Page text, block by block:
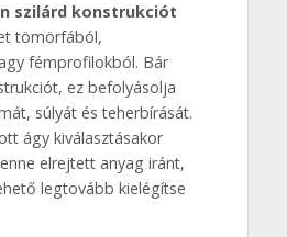
szilárd konstrukciót
tömörfából,
fémprofilokból. Bár
ez befolyásolja
súlyát és teherbírását.
ágy kiválasztásakor
elrejtett anyag iránt,
legtovább kielégítse